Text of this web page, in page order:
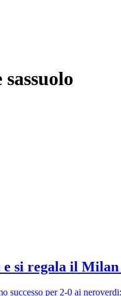
sassuolo
e si regala il
successo per 2-0 ai